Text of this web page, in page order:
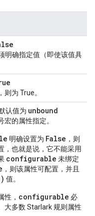
明确指定值（即使该值具
为 True。
认值为 unbound
宏的属性指定。
明确设置为 False ，则
，也就是说，它不能采用
configurable 未绑定
，则该属性可配置，并且
值。
性， configurable 必
大多数 Starlark 规则属性